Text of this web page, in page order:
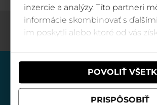
inzercie a analýzy. Títo partneri
informácie skombinovať s
im poskytli alebo ktoré od vás
POVOLIŤ
PRISPÔSOBIŤ